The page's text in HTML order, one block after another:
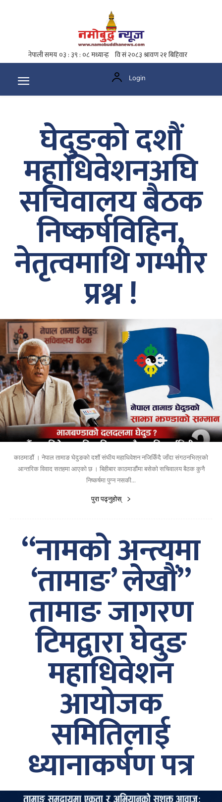
Login
घेदुङको दशौं
महाधिवेशनअघि
सचिवालय बैठक
निष्कर्षविहिन,
नेतृत्वमाथि गम्भीर
प्रश्न !
काठमाडौं । नेपाल तामाङ घेदुङको दशौं संघीय महाधिवेशन नजिकिँदै जाँदा संगठनभित्रको
आन्तरिक विवाद सतहमा आएको छ । बिहीबार काठमाडौंमा बसेको सचिवालय बैठक कुनै
निष्कर्षमा पुग्न नसकी...
पुरा पढ्नुहोस्
“नामको अन्त्यमा
‘तामाङ’ लेखौं”
तामाङ जागरण
टिमद्वारा घेदुङ
महाधिवेशन
आयोजक
समितिलाई
ध्यानाकर्षण पत्र